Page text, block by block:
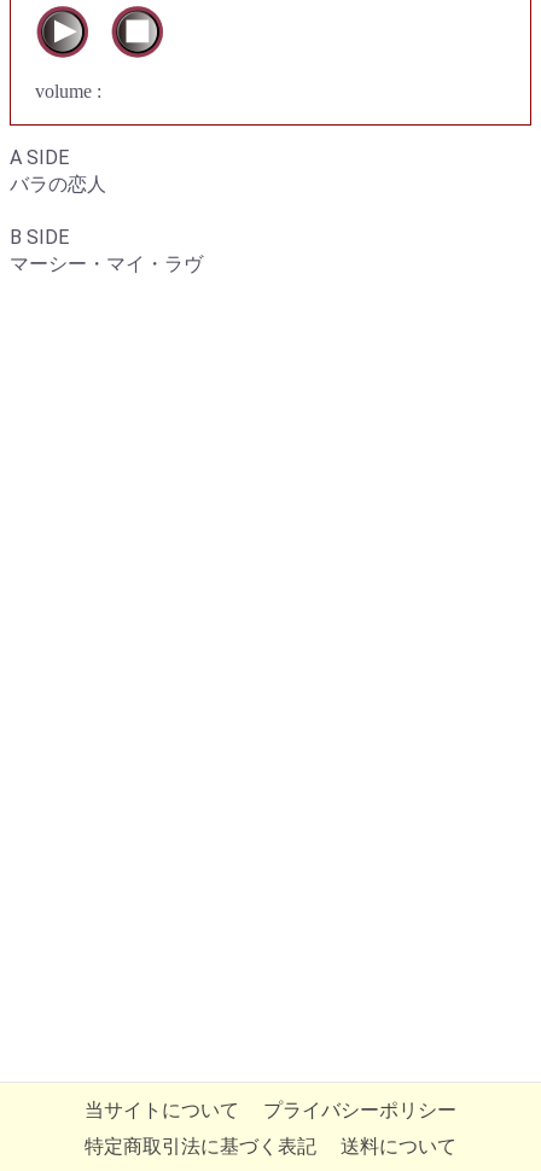
volume :
A SIDE
バラの恋人
B SIDE
マーシー・マイ・ラヴ
当サイトについて
プライバシーポリシー
特定商取引法に基づく表記
送料について